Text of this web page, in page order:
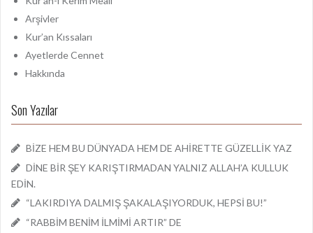
Arşivler
Kur’an Kıssaları
Ayetlerde Cennet
Hakkında
Son Yazılar
BİZE HEM BU DÜNYADA HEM DE AHİRETTE GÜZELLİK YAZ
DİNE BİR ŞEY KARIŞTIRMADAN YALNIZ ALLAH’A KULLUK
EDİN.
“LAKIRDIYA DALMIŞ ŞAKALAŞIYORDUK, HEPSİ BU!”
“RABBİM BENİM İLMİMİ ARTIR” DE